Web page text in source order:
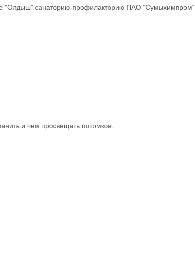
"Олдыш" санаторию-профилакторию ПАО "Сумыхимпром".
и чем просвещать потомков.